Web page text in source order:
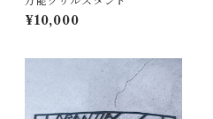
¥10,000